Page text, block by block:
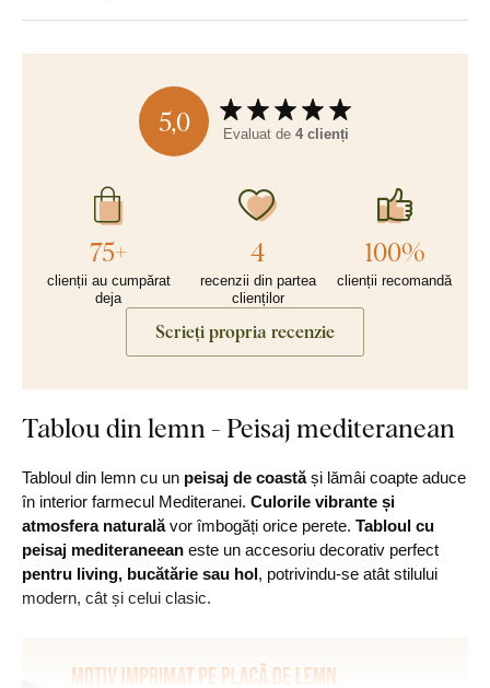
5,0 Evaluat de 4 clienți
75+
clienții au cumpărat
deja
4
recenzii din partea
clienților
100%
clienții recomandă
Scrieți propria recenzie
Tablou din lemn - Peisaj mediteranean
Tabloul din lemn cu un peisaj de coastăși lămâi coapte aduce
în interior farmecul Mediteranei. Culorile vibrante și
atmosfera naturalăvor îmbogăți orice perete. Tabloul cu
peisaj mediteraneean este un accesoriu decorativ perfect
pentru living, bucătărie sau hol, potrivindu-se atât stilului
modern, cât și celui clasic.